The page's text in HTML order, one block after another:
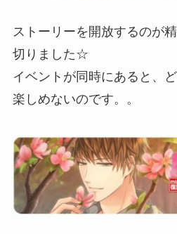
ストーリーを開放するのが
切りました☆
イベントが同時にあると、
楽しめないのです。。